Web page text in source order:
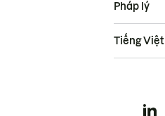
Pháp lý
Tiếng Việt